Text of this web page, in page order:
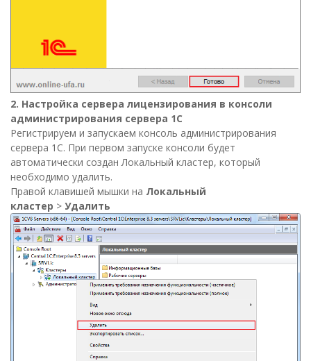
2. Настройка сервера лицензирования в консоли
администрирования сервера 1С
Регистрируем и запускаем консоль администрирования
сервера 1С. При первом запуске консоли будет
автоматически создан Локальный кластер, который
необходимо удалить.
Правой клавишей мышки на Локальный
кластер > Удалить